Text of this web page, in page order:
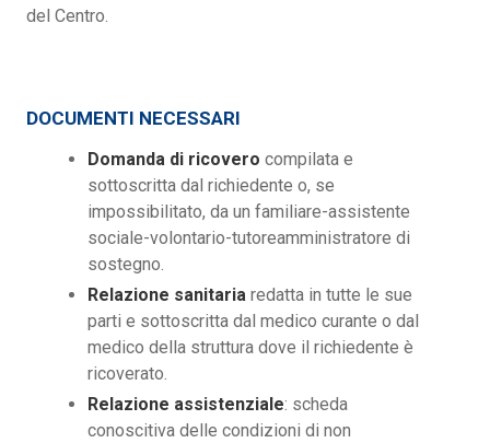
del Centro.
DOCUMENTI NECESSARI
Domanda di ricovero compilata e
sottoscritta dal richiedente o, se
impossibilitato, da un familiare-assistente
sociale-volontario-tutoreamministratore di
sostegno.
Relazione sanitaria redatta in tutte le sue
parti e sottoscritta dal medico curante o dal
medico della struttura dove il richiedente è
ricoverato.
Relazione assistenziale: scheda
conoscitiva delle condizioni di non